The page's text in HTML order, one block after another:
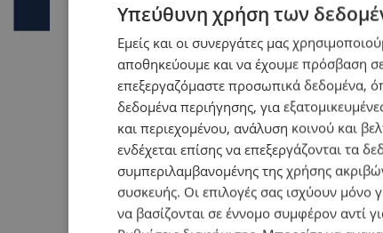
Υπεύθυνη χρήση των
Εμείς και οι συνεργάτες μας
αποθηκεύουμε και να έχουμε πρόσβαση
επεξεργαζόμαστε προσωπικά δεδομένα,
δεδομένα περιήγησης, για
και περιεχομένου, ανάλυση κοινού και
ενδέχεται επίσης να επεξεργάζονται τα
συμπεριλαμβανομένης της χρήσης
συσκευής. Οι επιλογές σας ισχύουν μόνο
να βασίζονται σε έννομο συμφέρον αντί